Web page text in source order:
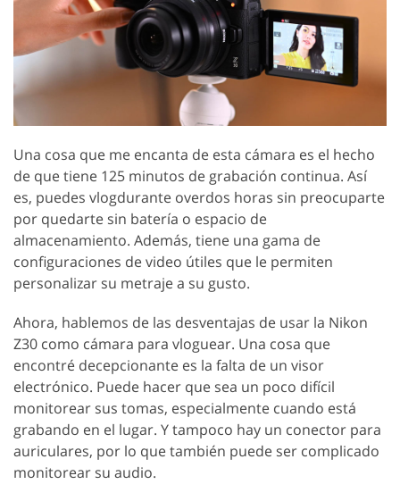
Una cosa que me encanta de esta cámara es el hecho
de que tiene 125 minutos de grabación continua. Así
es, puedes vlogdurante overdos horas sin preocuparte
por quedarte sin batería o espacio de
almacenamiento. Además, tiene una gama de
configuraciones de video útiles que le permiten
personalizar su metraje a su gusto.
Ahora, hablemos de las desventajas de usar la Nikon
Z30 como cámara para vloguear. Una cosa que
encontré decepcionante es la falta de un visor
electrónico. Puede hacer que sea un poco difícil
monitorear sus tomas, especialmente cuando está
grabando en el lugar. Y tampoco hay un conector para
auriculares, por lo que también puede ser complicado
monitorear su audio.